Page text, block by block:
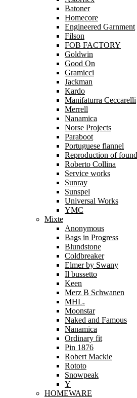
Batoner
Homecore
Engineered Garnment
Filson
FOB FACTORY
Goldwin
Good On
Gramicci
Jackman
Kardo
Manifaturra Ceccarelli
Merrell
Nanamica
Norse Projects
Paraboot
Portuguese flannel
Reproduction of found
Roberto Collina
Service works
Sunray
Sunspel
Universal Works
YMC
Mixte
Anonymous
Bags in Progress
Blundstone
Coldbreaker
Elmer by Swany
Il bussetto
Keen
Merz B Schwanen
MHL.
Moonstar
Naked and Famous
Nanamica
Ordinary fit
Pin 1876
Robert Mackie
Rototo
Snowpeak
Y
HOMEWARE